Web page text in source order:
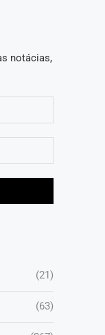
notácias,
(21)
(63)